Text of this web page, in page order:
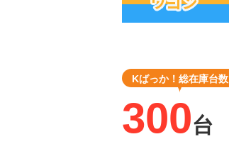
Kばっか！総在庫台数
300台